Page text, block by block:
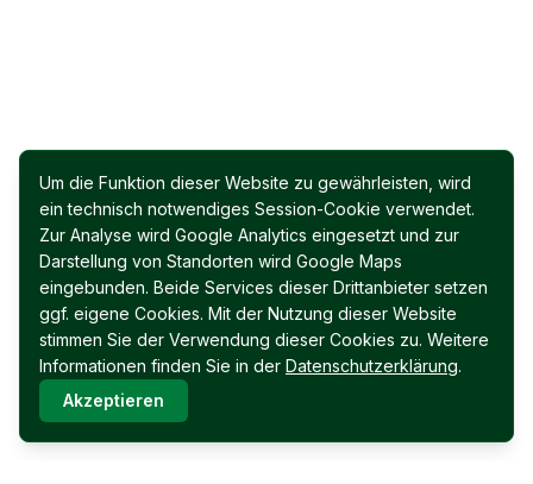
Um die Funktion dieser Website zu gewährleisten, wird
ein technisch notwendiges Session-Cookie verwendet.
Zur Analyse wird Google Analytics eingesetzt und zur
Darstellung von Standorten wird Google Maps
eingebunden. Beide Services dieser Drittanbieter setzen
ggf. eigene Cookies. Mit der Nutzung dieser Website
stimmen Sie der Verwendung dieser Cookies zu. Weitere
Informationen finden Sie in der Datenschutzerklärung.
Akzeptieren